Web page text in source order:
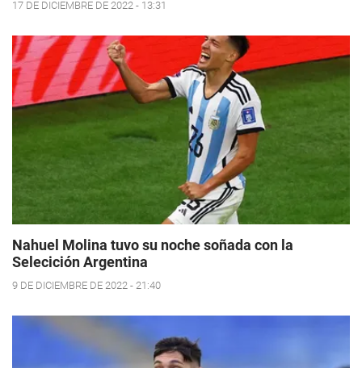
17 DE DICIEMBRE DE 2022 - 13:31
Nahuel Molina tuvo su noche soñada con la
Selecición Argentina
9 DE DICIEMBRE DE 2022 - 21:40